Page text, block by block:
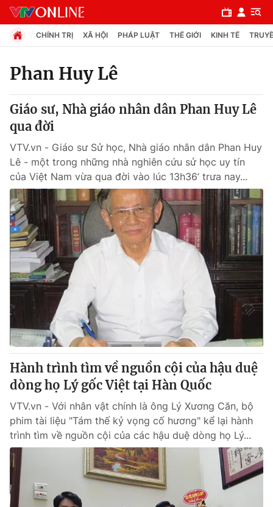
Chuyên mục
Chính trị
Xã hội
Pháp luật
Y tế
Thế giới
Tin tức
Thế giới đó đây
Câu chuyện quốc tế
Kinh tế
Tài chính
Thị trường
Góc doanh nghiệp
Dữ liệu và đời sống
Truyền hình
Phim VTV
Hậu trường
Nhân vật
Khán giả
Giải sao mai
Giải trí
Điện ảnh
Âm nhạc
Sao
Đời sống
Du lịch
Làm đẹp
Giáo dục
Tuyển sinh
CHÍNH TRỊ XÃ HỘI PHÁP LUẬT THẾ GIỚI KINH TẾ
Phan Huy Lê
Giáo sư, Nhà giáo nhân dân Phan Huy Lê
qua đời
VTV.vn - Giáo sư Sử học, Nhà giáo nhân dân Phan Huy
Lê - một trong những nhà nghiên cứu sử học uy tín
của Việt Nam vừa qua đời vào lúc 13h36’ trưa nay...
Hành trình tìm về nguồn cội của hậu duệ
dòng họ Lý gốc Việt tại Hàn Quốc
VTV.vn - Với nhân vật chính là ông Lý Xương Căn, bộ
phim tài liệu "Tám thế kỷ vọng cố hương" kể lại hành
trình tìm về nguồn cội của các hậu duệ dòng họ Lý...